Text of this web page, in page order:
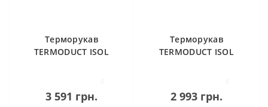
Терморукав
TERMODUCT ISOL
3 591 грн.
Терморукав
TERMODUCT ISOL
2 993 грн.